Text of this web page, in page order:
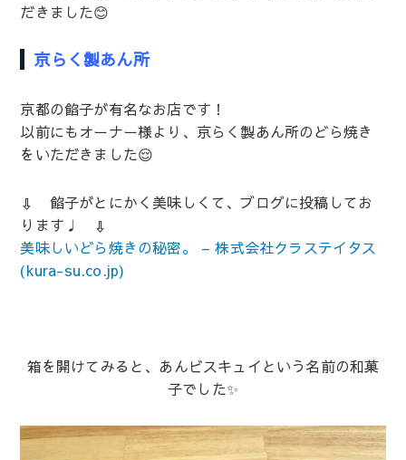
だきました😊
京らく製あん所
京都の餡子が有名なお店です！
以前にもオーナー様より、京らく製あん所のどら焼き
をいただきました😌
⇩ 餡子がとにかく美味しくて、ブログに投稿してお
ります♩ ⇩
美味しいどら焼きの秘密。 – 株式会社クラステイタス
(kura-su.co.jp)
箱を開けてみると、 あんビスキュイという名前の和菓
子でした✨